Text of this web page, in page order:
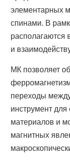
элементарных
спинами. В
располагаются
и
МК позволяет
переходы
инструмент
материалов и
магнитных